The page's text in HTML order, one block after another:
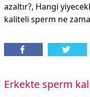
azaltır?, Hangi
kaliteli sperm ne
Erkekte sperm